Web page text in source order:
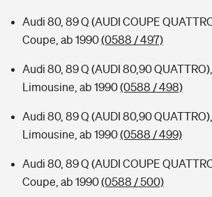
Audi 80, 89 Q (AUDI COUPE
Coupe, ab 1990(0588 / 497)
Audi 80, 89 Q (AUDI 80,90 QUATTRO),
Limousine, ab 1990(0588 / 498)
Audi 80, 89 Q (AUDI 80,90
Limousine, ab 1990(0588 / 499)
Audi 80, 89 Q (AUDI COUPE
Coupe, ab 1990(0588 / 500)